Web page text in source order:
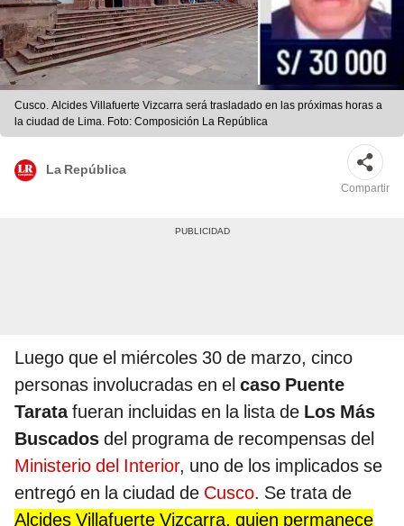
Cusco. Alcides Villafuerte Vizcarra será trasladado en las próximas horas a
la ciudad de Lima. Foto: Composición La República
La República
Compartir
Luego que el miércoles 30 de marzo, cinco
personas involucradas en el caso Puente
Taratafueran incluidas en la lista de Los Más
Buscados del programa de recompensas del
Ministerio del Interior, uno de los implicados se
entregó en la ciudad de Cusco. Se trata de
Alcides Villafuerte Vizcarra, quien permanece